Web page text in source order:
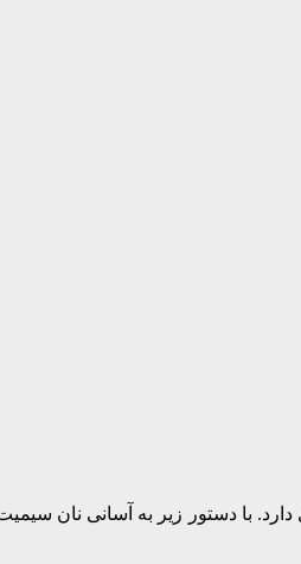
با دستور زیر به آسانی نان